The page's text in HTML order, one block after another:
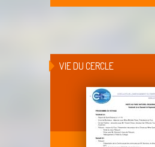
VIE DU CERCLE